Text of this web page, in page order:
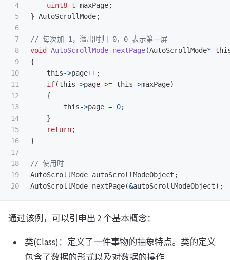
4
5
6
7
8
9
10
11
12
13
14
15
16
17
18
19
uint8_t maxPage;
} AutoScrollMode;
// 每次加 1，溢出时归 0，0 表示第一屏
void
AutoScrollMode_nextPage(AutoScrollMode*
{
this->page++;
if(this->page >= this->maxPage)
{
this->page = 0;
}
return;
}
// 使用时
AutoScrollMode autoScrollModeObject ;
AutoScrollMode_nextPage(&autoScrollModeObject);
通过该例，可以引申出 2 个基本概念：
类(Class)：定义了一件事物的抽象特点。类的定义
包含了数据的形式以及对数据的操作